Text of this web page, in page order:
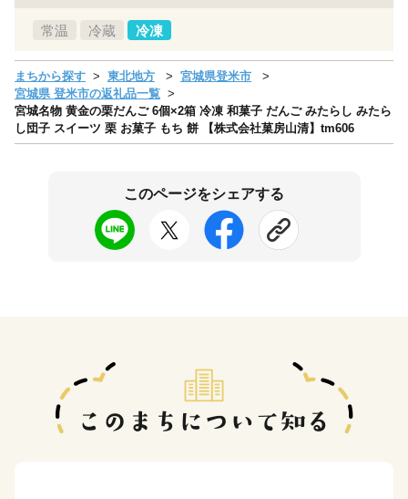
常温 冷蔵 冷凍
まちから探す 東北地方
宮城県登米市
宮城県 登米市の返礼品一覧
宮城名物 黄金の栗だんご 6個×2箱 冷凍 和菓子 だんご みたらし みたら
し団子 スイーツ 栗 お菓子 もち 餅 【株式会社菓房山清】tm606
このページをシェアする